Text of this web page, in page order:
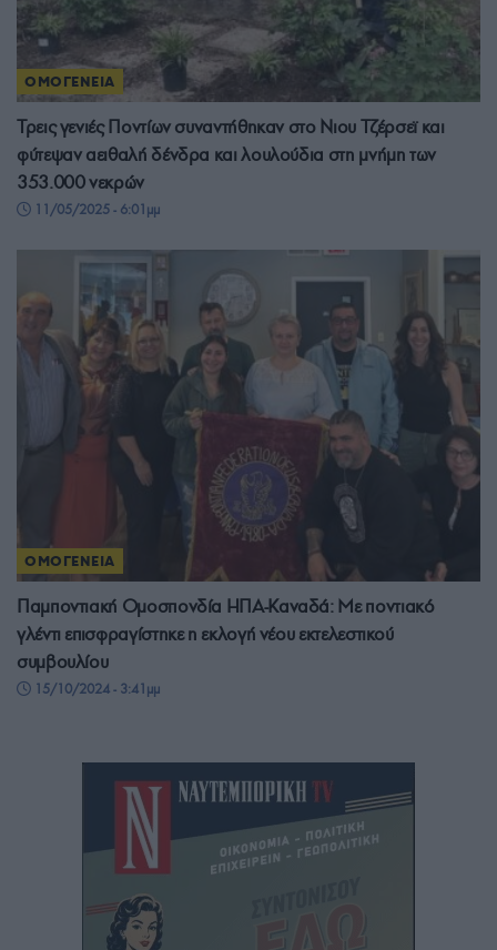
ΟΜΟΓΕΝΕΙΑ
Τρεις γενιές Ποντίων συναντήθηκαν στο Νιου Τζέρσεϊ και
φύτεψαν αειθαλή δένδρα και λουλούδια στη μνήμη των
353.000 νεκρών
11/05/2025 - 6:01μμ
ΟΜΟΓΕΝΕΙΑ
Παμποντιακή Ομοσπονδία ΗΠΑ-Καναδά: Με ποντιακό
γλέντι επισφραγίστηκε η εκλογή νέου εκτελεστικού
συμβουλίου
15/10/2024 - 3:41μμ